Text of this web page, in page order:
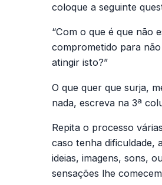
coloque a seguinte
“Com o que é que não
comprometido para
atingir isto?”
O que quer que surja,
nada, escreva na 3ª
Repita o processo
caso tenha dificuldade,
ideias, imagens, sons,
sensações lhe